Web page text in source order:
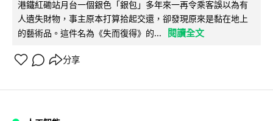
港鐵紅磡站月台一個銀色「銀包」多年來一再令乘客誤以為有
人遺失財物，事主原本打算拾起交還，卻發現原來是黏在地上
的藝術品。這件名為《失而復得》的...
閱讀全文
分享